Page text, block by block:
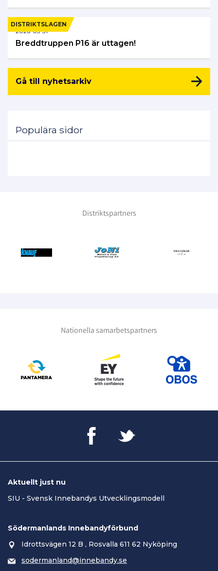
DISTRIKTSLAGEN
2026-05-31
Breddtruppen P16 är uttagen!
Gå till nyhetsarkiv
Populära sidor
Distriktspartners
Nationella samarbetspartners
Aktuellt just nu
SIU - Svensk Innebandys Utvecklingsmodell
Södermanlands Innebandyförbund
Idrottsvägen 12 B , Rosvalla 611 62 Nyköping
sodermanland@innebandy.se